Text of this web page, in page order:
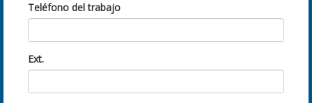
Teléfono del trabajo
Ext.